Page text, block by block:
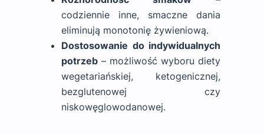
codziennie inne, smaczne dania
eliminują monotonię żywieniową.
Dostosowanie do indywidualnych
potrzeb – możliwość wyboru diety
wegetariańskiej, ketogenicznej,
bezglutenowej czy
niskowęglowodanowej.